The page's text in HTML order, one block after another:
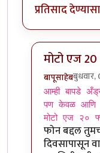
प्रतिसाद
मोटो एज 20
बापूसाहेबबुधवार,
In reply to
आम्ही बापडे
पण केवळ आणि
मोटो एज २०
फोन बद्दल
दिवसापासून